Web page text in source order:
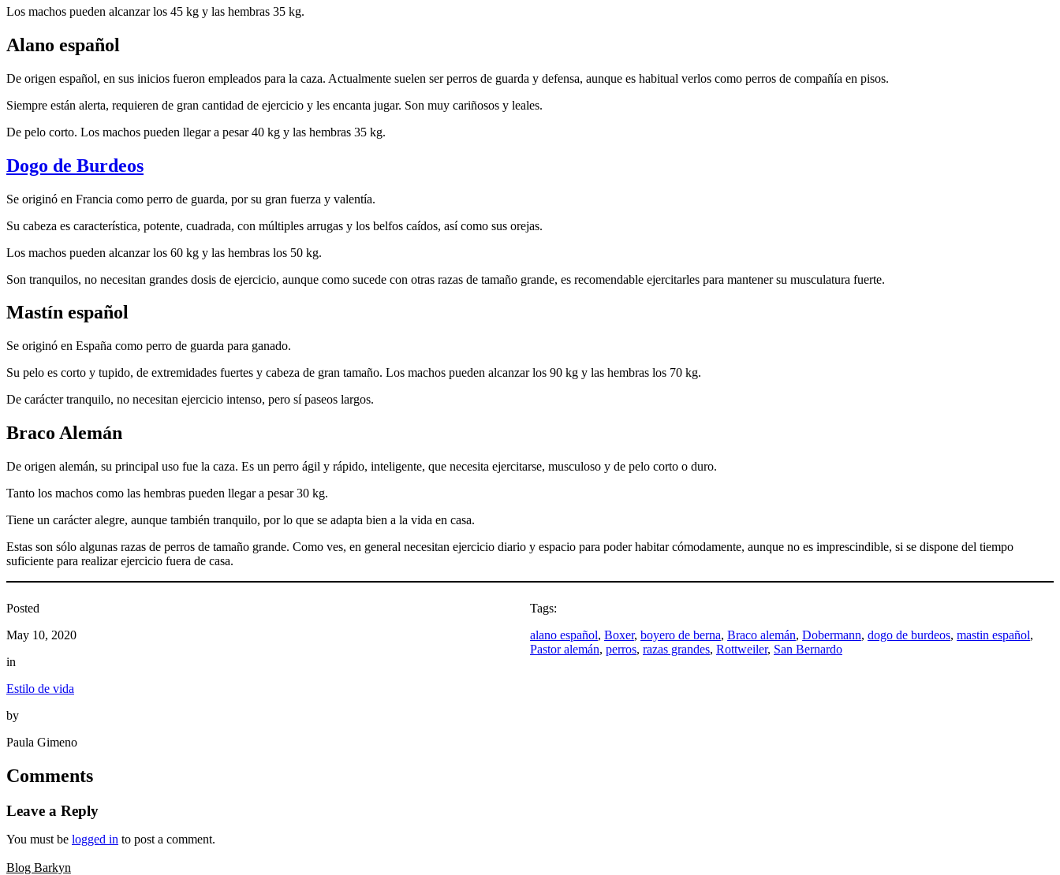
Los machos pueden alcanzar los 45 kg y las hembras 35 kg.
Alano español
De origen español, en sus inicios fueron empleados para la caza. Actualmente suelen ser perros de guarda y defensa, aunque es habitual verlos como perros de compañía en pisos.
Siempre están alerta, requieren de gran cantidad de ejercicio y les encanta jugar. Son muy cariñosos y leales.
De pelo corto. Los machos pueden llegar a pesar 40 kg y las hembras 35 kg.
Dogo de Burdeos
Se originó en Francia como perro de guarda, por su gran fuerza y valentía.
Su cabeza es característica, potente, cuadrada, con múltiples arrugas y los belfos caídos, así como sus orejas.
Los machos pueden alcanzar los 60 kg y las hembras los 50 kg.
Son tranquilos, no necesitan grandes dosis de ejercicio, aunque como sucede con otras razas de tamaño grande, es recomendable ejercitarles para mantener su musculatura fuerte.
Mastín español
Se originó en España como perro de guarda para ganado.
Su pelo es corto y tupido, de extremidades fuertes y cabeza de gran tamaño. Los machos pueden alcanzar los 90 kg y las hembras los 70 kg.
De carácter tranquilo, no necesitan ejercicio intenso, pero sí paseos largos.
Braco Alemán
De origen alemán, su principal uso fue la caza. Es un perro ágil y rápido, inteligente, que necesita ejercitarse, musculoso y de pelo corto o duro.
Tanto los machos como las hembras pueden llegar a pesar 30 kg.
Tiene un carácter alegre, aunque también tranquilo, por lo que se adapta bien a la vida en casa.
Estas son sólo algunas razas de perros de tamaño grande. Como ves, en general necesitan ejercicio diario y espacio para poder habitar cómodamente, aunque no es imprescindible, si se dispone del tiempo
suficiente para realizar ejercicio fuera de casa.
Posted
May 10, 2020
in
Estilo de vida
by
Paula Gimeno
Tags:
alano español, Boxer, boyero de berna, Braco alemán, Dobermann, dogo de burdeos, mastin español
Pastor alemán, perros, razas grandes, Rottweiler, San Bernardo
Comments
Leave a Reply
You must be logged in to post a comment.
Blog Barkyn